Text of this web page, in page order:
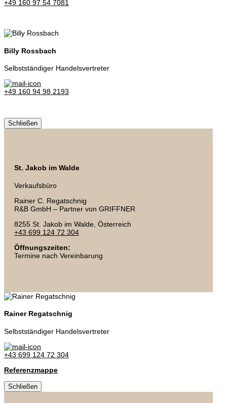
+49 160 97 54 7081
Billy Rossbach
Selbstständiger Handelsvertreter
+49 160 94 98 2193
Schließen
St. Jakob im Walde
Verkaufsbüro
Rainer C. Regatschnig
R&B GmbH – Partner von GRIFFNER
8255 St. Jakob im Walde, Österreich
+43 699 124 72 304
Öffnungszeiten:
Termine nach Vereinbarung
Rainer Regatschnig
Selbstständiger Handelsvertreter
+43 699 124 72 304
Referenzmappe
Schließen